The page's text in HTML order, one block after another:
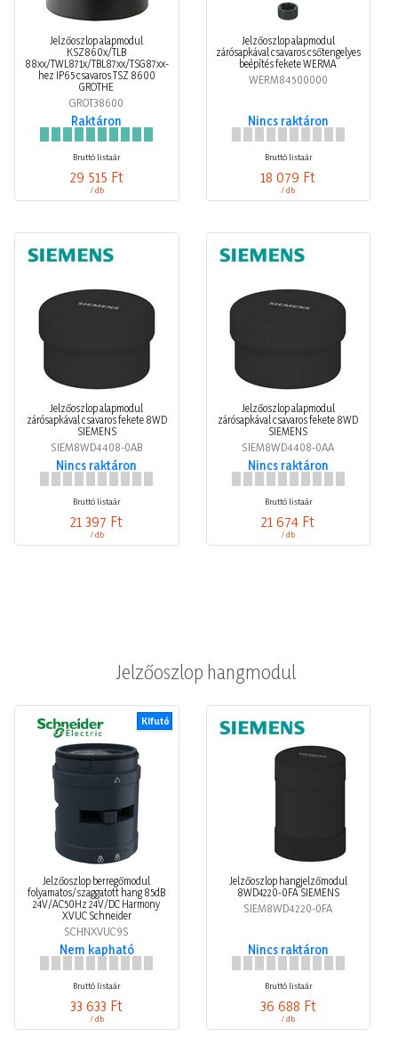
Jelzőoszlop alapmodul
KSZ860x/TLB
88xx/TWL871x/TBL87xx/TSG87xx-
hez IP65 csavaros TSZ 8600
GROTHE
GROT38600
Raktáron
Bruttó listaár
29 515 Ft
/ db
Jelzőoszlop alapmodul
zárósapkával csavaros csőtengelyes
beépítés fekete WERMA
WERM84500000
Nincs raktáron
Bruttó listaár
18 079 Ft
/ db
Jelzőoszlop alapmodul
zárósapkával csavaros fekete 8WD
SIEMENS
SIEM8WD4408-0AB
Nincs raktáron
Bruttó listaár
21 397 Ft
/ db
Jelzőoszlop alapmodul
zárósapkával csavaros fekete 8WD
SIEMENS
SIEM8WD4408-0AA
Nincs raktáron
Bruttó listaár
21 674 Ft
/ db
Jelzőoszlop hangmodul
Kifutó
Jelzőoszlop berregőmodul
folyamatos/szaggatott hang 85dB
24V/AC50Hz 24V/DC Harmony
XVUC Schneider
SCHNXVUC9S
Nem kapható
Bruttó listaár
33 633 Ft
/ db
Jelzőoszlop hangjelzőmodul
8WD4220-0FA SIEMENS
SIEM8WD4220-0FA
Nincs raktáron
Bruttó listaár
36 688 Ft
/ db